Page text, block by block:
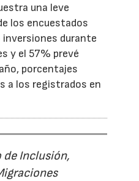
una leve
los encuestados
inversiones durante
y el 57% prevé
porcentajes
a los registrados en
Inclusión,